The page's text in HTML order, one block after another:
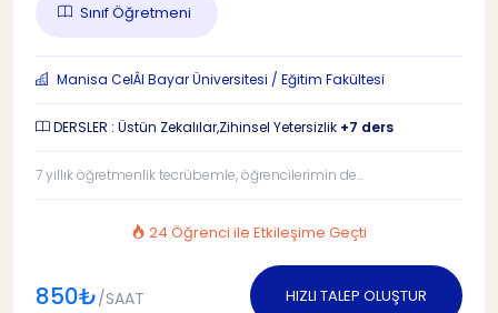
Sınıf Öğretmeni
Manisa CelÂl Bayar Üniversitesi / Eğitim Fakültesi
DERSLER : Üstün Zekalılar,Zihinsel Yetersizlik +7 ders
7 yıllık öğretmenlik tecrübemle, öğrencilerimin de...
24 Öğrenci ile Etkileşime Geçti
850₺/SAAT HIZLI TALEP OLUŞTUR